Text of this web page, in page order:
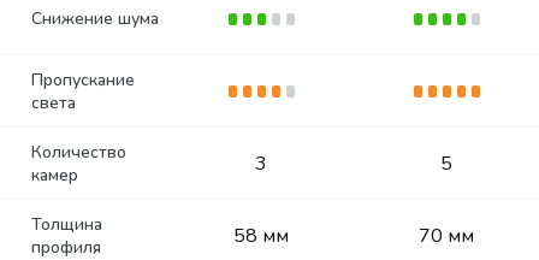
Снижение шума
Пропускание
света
Количество
камер
Толщина
профиля
3
58 мм
5
70 мм